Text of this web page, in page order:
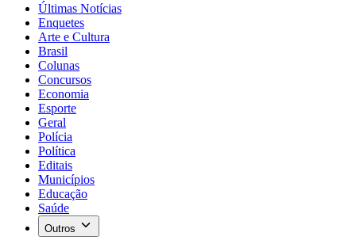
Últimas Notícias
Enquetes
Arte e Cultura
Brasil
Colunas
Concursos
Economia
Esporte
Geral
Polícia
Política
Editais
Municípios
Educação
Saúde
Outros